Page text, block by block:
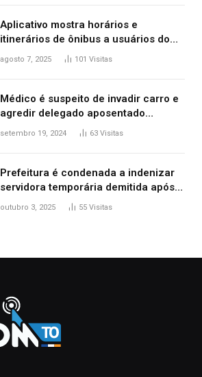
Aplicativo mostra horários e
itinerários de ônibus a usuários do
transporte público de Palmas; confira
agosto 7, 2025 101 Visitas
Médico é suspeito de invadir carro e
agredir delegado aposentado
durante confusão no trânsito
setembro 19, 2024 63 Visitas
Prefeitura é condenada a indenizar
servidora temporária demitida após
nascimento da filha
outubro 3, 2025 55 Visitas